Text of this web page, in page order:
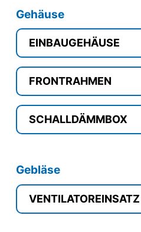
Gehäuse
EINBAUGEHÄUSE
FRONTRAHMEN
SCHALLDÄMMBOX
Gebläse
VENTILATOREINSATZ